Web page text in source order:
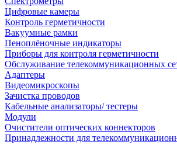
Цифровые камеры
Контроль герметичности
Вакуумные рамки
Пеноплёночные индикаторы
Приборы для контроля герметичности
Обслуживание телекоммуникационных
Адаптеры
Видеомикроскопы
Зачистка проводов
Кабельные анализаторы/ тестеры
Модули
Очистители оптических коннекторов
Принадлежности для